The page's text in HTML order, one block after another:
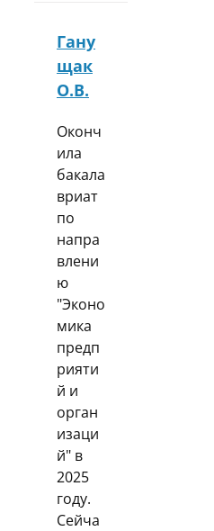
Гану
щак
О.В.
Оконч
ила
бакала
вриат
по
напра
влени
ю
"Эконо
мика
предп
рияти
й и
орган
изаци
й" в
2025
году.
Сейча